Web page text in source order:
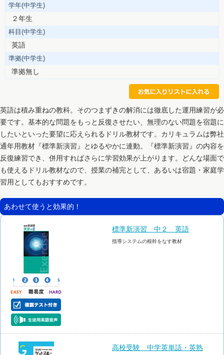
学年(中学生)
２年生
科目(中学生)
英語
準拠(中学生)
準拠無し
英語は積み重ねの教科。そのつまずきの解消には徹底した運用練習が必
要です。基本的な問題をもっと反復させたい、無理のない問題を宿題に
したいといった要望に応えられるドリル教材です。カリキュラムは弊社
通年用教材『標準新演習』とゆるやかに連動。『標準新演習』の内容を
反復練習でき、併用すればさらに学習効果が上がります。どんな場面で
も使えるドリル教材なので、授業の補完として、あるいは宿題・家庭学
習用としてもおすすめです。
あわせて使うと効果的！
標準新演習 中２ 英語
指導システムの根幹をなす教材
高校受験 中学英単語・英熟